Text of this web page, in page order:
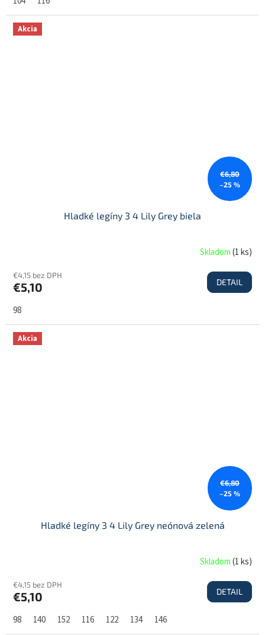
Akcia
€6,80
–25 %
Hladké legíny 3 4 Lily Grey biela
Skladom(1 ks)
€4,15 bez DPH
€5,10 DETAIL
98
Akcia
€6,80
–25 %
Hladké legíny 3 4 Lily Grey neónová zelená
Skladom(1 ks)
€4,15 bez DPH
€5,10 DETAIL
98 140 152 116 122 134 146